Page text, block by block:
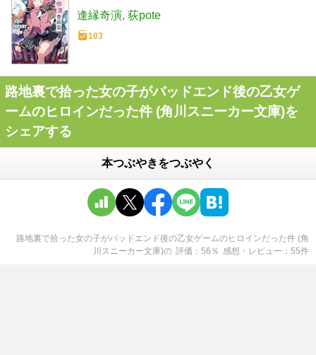
逢縁奇演 荻pote
103
路地裏で拾った女の子がバッドエンド後の乙女ゲ
ームのヒロインだった件 (角川スニーカー文庫)を
シェアする
本つぶやきをつぶやく
路地裏で拾った女の子がバッドエンド後の乙女ゲームのヒロインだった件 (角
川スニーカー文庫)の 評価 56 ％ 感想・レビュー 55件